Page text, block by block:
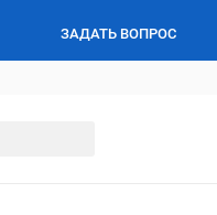
ЗАДАТЬ ВОПРОС